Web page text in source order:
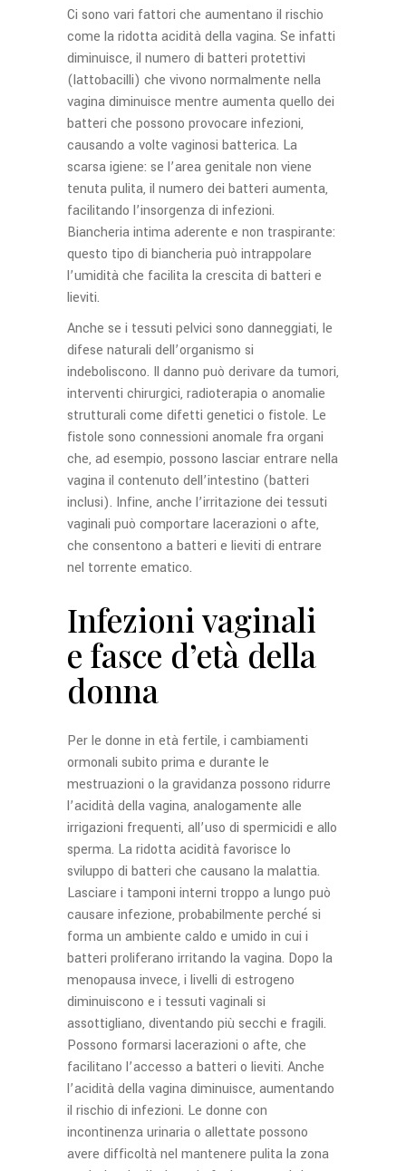
Ci sono vari fattori che aumentano il rischio
come la ridotta acidità della vagina. Se infatti
diminuisce, il numero di batteri protettivi
(lattobacilli) che vivono normalmente nella
vagina diminuisce mentre aumenta quello dei
batteri che possono provocare infezioni,
causando a volte vaginosi batterica. La
scarsa igiene: se l’area genitale non viene
tenuta pulita, il numero dei batteri aumenta,
facilitando l’insorgenza di infezioni.
Biancheria intima aderente e non traspirante:
questo tipo di biancheria può intrappolare
l’umidità che facilita la crescita di batteri e
lieviti.
Anche se i tessuti pelvici sono danneggiati, le
difese naturali dell’organismo si
indeboliscono. Il danno può derivare da tumori,
interventi chirurgici, radioterapia o anomalie
strutturali come difetti genetici o fistole. Le
fistole sono connessioni anomale fra organi
che, ad esempio, possono lasciar entrare nella
vagina il contenuto dell’intestino (batteri
inclusi). Infine, anche l’irritazione dei tessuti
vaginali può comportare lacerazioni o afte,
che consentono a batteri e lieviti di entrare
nel torrente ematico.
Infezioni vaginali
e fasce d’età della
donna
Per le donne in età fertile, i cambiamenti
ormonali subito prima e durante le
mestruazioni o la gravidanza possono ridurre
l’acidità della vagina, analogamente alle
irrigazioni frequenti, all’uso di spermicidi e allo
sperma. La ridotta acidità favorisce lo
sviluppo di batteri che causano la malattia.
Lasciare i tamponi interni troppo a lungo può
causare infezione, probabilmente perché si
forma un ambiente caldo e umido in cui i
batteri proliferano irritando la vagina. Dopo la
menopausa invece, i livelli di estrogeno
diminuiscono e i tessuti vaginali si
assottigliano, diventando più secchi e fragili.
Possono formarsi lacerazioni o afte, che
facilitano l’accesso a batteri o lieviti. Anche
l’acidità della vagina diminuisce, aumentando
il rischio di infezioni. Le donne con
incontinenza urinaria o allettate possono
avere difficoltà nel mantenere pulita la zona